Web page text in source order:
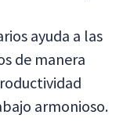
ayuda a las
de manera
armonioso.